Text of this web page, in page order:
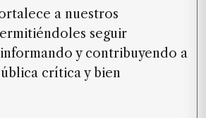
a nuestros
seguir
y contribuyendo a
crítica y bien